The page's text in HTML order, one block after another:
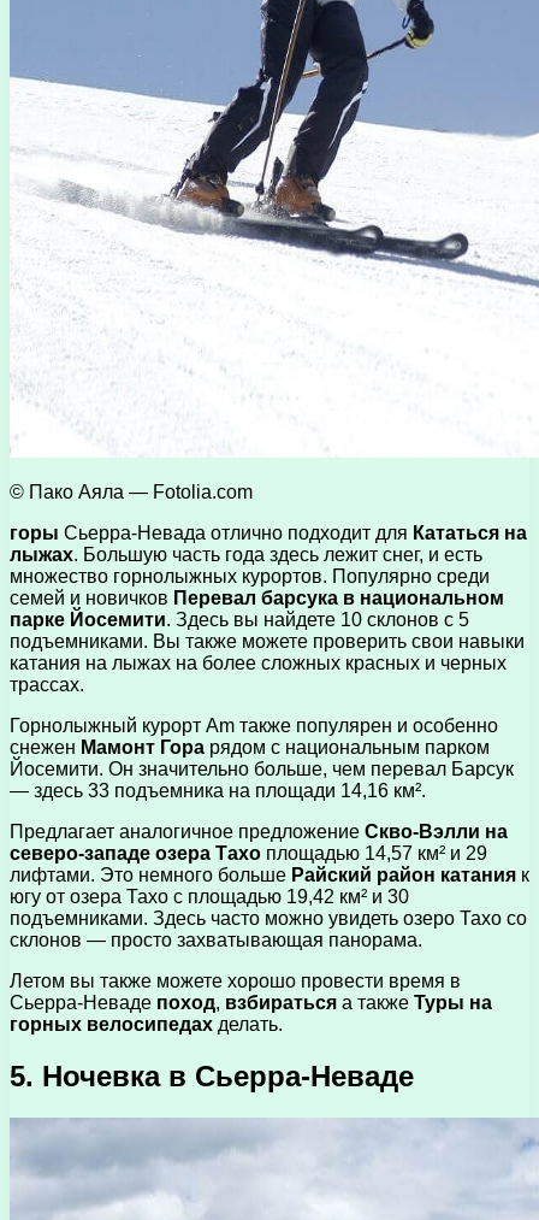
© Пако Аяла — Fotolia.com
горы Сьерра-Невада отлично подходит для Кататься на
лыжах. Большую часть года здесь лежит снег, и есть
множество горнолыжных курортов. Популярно среди
семей и новичков Перевал барсука в национальном
парке Йосемити. Здесь вы найдете 10 склонов с 5
подъемниками. Вы также можете проверить свои навыки
катания на лыжах на более сложных красных и черных
трассах.
Горнолыжный курорт Am также популярен и особенно
снежен Мамонт Гора рядом с национальным парком
Йосемити. Он значительно больше, чем перевал Барсук
— здесь 33 подъемника на площади 14,16 км².
Предлагает аналогичное предложение Скво-Вэлли на
северо-западе озера Тахо площадью 14,57 км² и 29
лифтами. Это немного больше Райский район катания к
югу от озера Тахо с площадью 19,42 км² и 30
подъемниками. Здесь часто можно увидеть озеро Тахо со
склонов — просто захватывающая панорама.
Летом вы также можете хорошо провести время в
Сьерра-Неваде поход, взбираться а также Туры на
горных велосипедах делать.
5. Ночевка в Сьерра-Неваде